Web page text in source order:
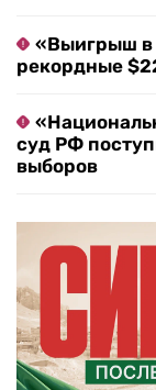
«Выигрыш в
рекордные
суд РФ
выборов